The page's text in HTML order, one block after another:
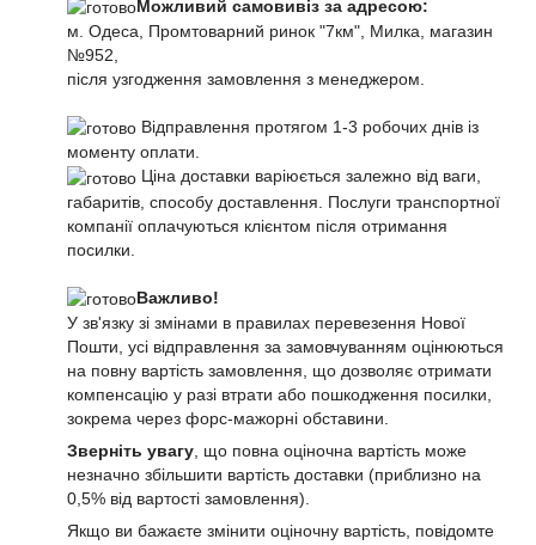
Можливий самовивіз за адресою:
м. Одеса, Промтоварний ринок "7км", Милка, магазин
№952,
після узгодження замовлення з менеджером.
Відправлення протягом 1-3 робочих днів із
моменту оплати.
Ціна доставки варіюється залежно від ваги,
габаритів, способу доставлення. Послуги транспортної
компанії оплачуються клієнтом після отримання
посилки.
Важливо!
У зв'язку зі змінами в правилах перевезення Нової
Пошти, усі відправлення за замовчуванням оцінюються
на повну вартість замовлення, що дозволяє отримати
компенсацію у разі втрати або пошкодження посилки,
зокрема через форс-мажорні обставини.
Зверніть увагу , що повна оціночна вартість може
незначно збільшити вартість доставки (приблизно на
0,5% від вартості замовлення).
Якщо ви бажаєте змінити оціночну вартість, повідомте